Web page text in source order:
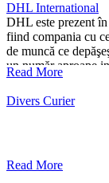
DHL International
DHL este prezent
fiind compania cu
de muncă ce
un număr aproape
Read More
Divers Curier
Read More